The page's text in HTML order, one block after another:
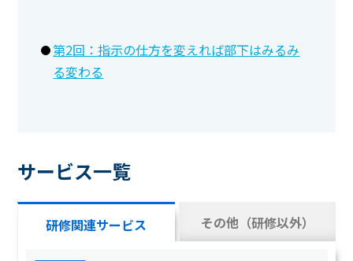
第2回：指示の仕方を変えれば部下はみるみ
る変わる
サービス一覧
研修関連サービス
その他（研修以外）
サービス